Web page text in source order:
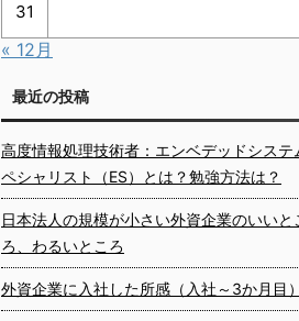
31
« 12月
最近の投稿
高度情報処理技術者：エンベデッドシステ
ペシャリスト（ES）とは？勉強方法は？
日本法人の規模が小さい外資企業のいいと
ろ、わるいところ
外資企業に入社した所感（入社～3か月目）